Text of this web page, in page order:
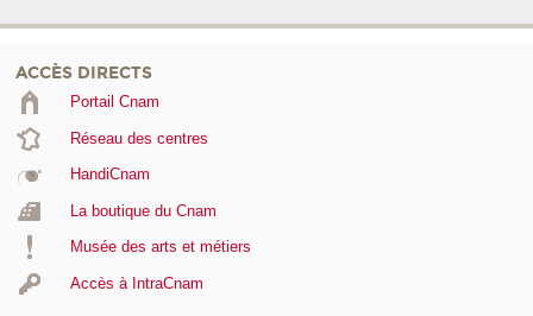
ACCÈS DIRECTS
Portail Cnam
Réseau des centres
HandiCnam
La boutique du Cnam
Musée des arts et métiers
Accès à IntraCnam